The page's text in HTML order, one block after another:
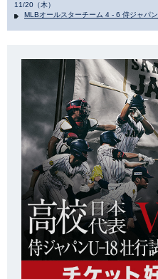
11/20（木）
MLBオールスターチーム 4 - 6 侍ジャパン